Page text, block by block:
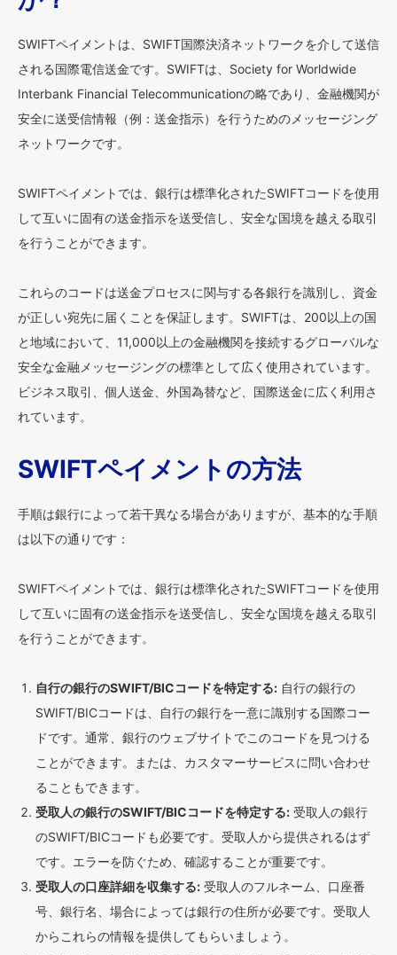
SWIFTペイメントは、SWIFT国際決済ネットワークを介して送信
される国際電信送金です。SWIFTは、Society for Worldwide
Interbank Financial Telecommunicationの略であり、金融機関が
安全に送受信情報（例：送金指示）を行うためのメッセージング
ネットワークです。
SWIFTペイメントでは、銀行は標準化されたSWIFTコードを使用
して互いに固有の送金指示を送受信し、安全な国境を越える取引
を行うことができます。
これらのコードは送金プロセスに関与する各銀行を識別し、資金
が正しい宛先に届くことを保証します。SWIFTは、200以上の国
と地域において、11,000以上の金融機関を接続するグローバルな
安全な金融メッセージングの標準として広く使用されています。
ビジネス取引、個人送金、外国為替など、国際送金に広く利用さ
れています。
SWIFTペイメントの方法
手順は銀行によって若干異なる場合がありますが、基本的な手順
は以下の通りです：
SWIFTペイメントでは、銀行は標準化されたSWIFTコードを使用
して互いに固有の送金指示を送受信し、安全な国境を越える取引
を行うことができます。
自行の銀行のSWIFT/BICコードを特定する: 自行の銀行の
SWIFT/BICコードは、自行の銀行を一意に識別する国際コー
ドです。通常、銀行のウェブサイトでこのコードを見つける
ことができます。または、カスタマーサービスに問い合わせ
ることもできます。
受取人の銀行のSWIFT/BICコードを特定する: 受取人の銀行
のSWIFT/BICコードも必要です。受取人から提供されるはず
です。エラーを防ぐため、確認することが重要です。
受取人の口座詳細を収集する: 受取人のフルネーム、口座番
号、銀行名、場合によっては銀行の住所が必要です。受取人
からこれらの情報を提供してもらいましょう。